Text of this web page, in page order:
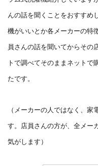
んの話を聞くことをおすすめ
機がいいとか各メーカーの特
員さんの話を聞いてからその
トで調べてそのままネットで
たです。
（メーカーの人ではなく、
す。店員さんの方が、全メー
気がします）